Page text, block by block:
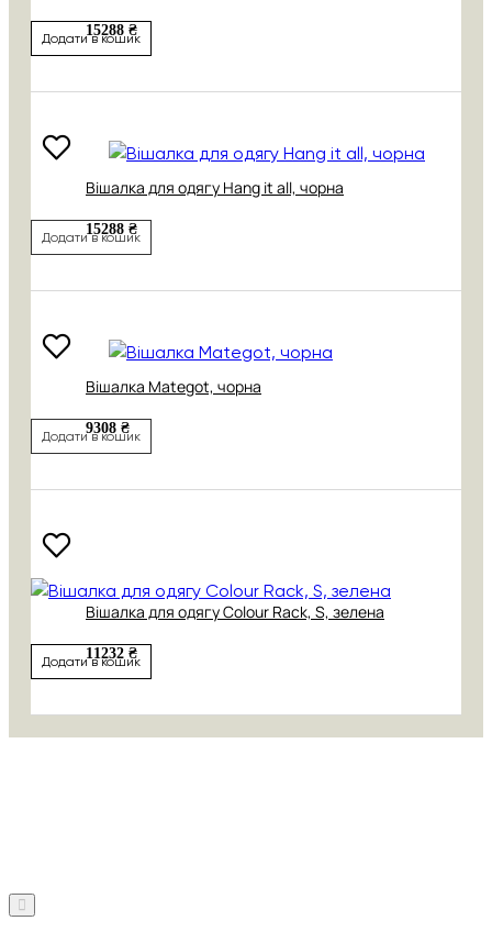
15288 ₴
Додати в кошик
Вішалка для одягу Hang it all, чорна
15288 ₴
Додати в кошик
Вішалка Mategot, чорна
9308 ₴
Додати в кошик
Вішалка для одягу Colour Rack, S, зелена
11232 ₴
Додати в кошик